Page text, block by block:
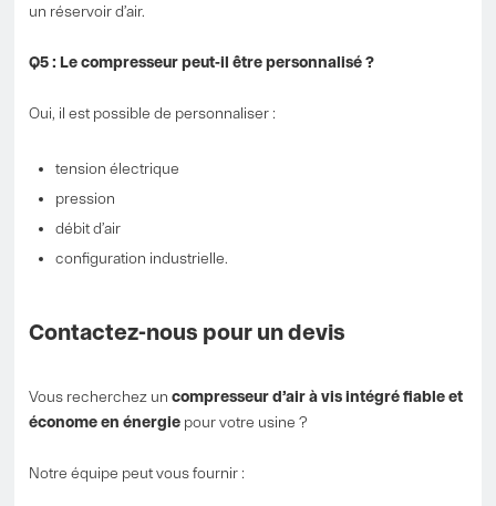
un réservoir d’air.
Q5 : Le compresseur peut-il être personnalisé ?
Oui, il est possible de personnaliser :
tension électrique
pression
débit d’air
configuration industrielle.
Contactez-nous pour un devis
Vous recherchez uncompresseur d’air à vis intégré fiable et
économe en énergie pour votre usine ?
Notre équipe peut vous fournir :